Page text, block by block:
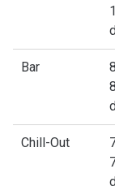
Bar
Chill-Out